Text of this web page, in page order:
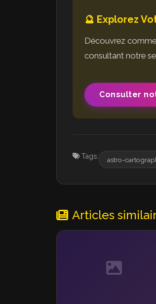
🔮 Explorez
Découvrez
consultant notre
Consulter
Tags: astro-
Articles